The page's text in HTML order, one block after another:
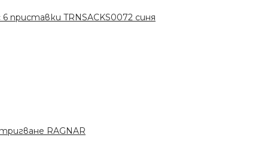
приставки TRNSACKS0072 синя
RAGNAR